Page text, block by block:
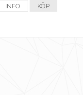
INFO KÖP